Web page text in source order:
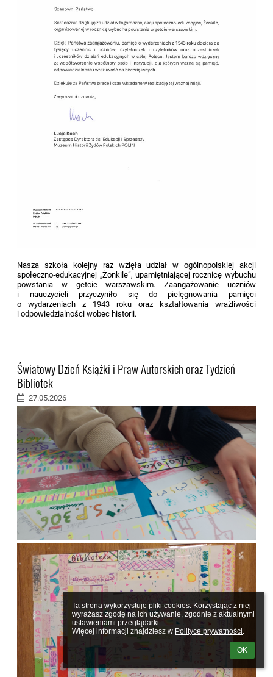
Ta strona wykorzystuje pliki cookies. Korzystając z niej
wyrażasz zgodę na ich używanie, zgodnie z aktualnymi
ustawieniami przeglądarki.
Więcej informacji znajdziesz w Polityce prywatności.
OK
Nasza szkoła kolejny raz wzięła udział w ogólnopolskiej akcji
społeczno‑edukacyjnej „Żonkile”, upamiętniającej rocznicę wybuchu
powstania w getcie warszawskim. Zaangażowanie uczniów
i nauczycieli przyczyniło się do pielęgnowania pamięci
o wydarzeniach z 1943 roku oraz kształtowania wrażliwości
i odpowiedzialności wobec historii.
Światowy Dzień Książki i Praw Autorskich oraz Tydzień
Bibliotek
27.05.2026